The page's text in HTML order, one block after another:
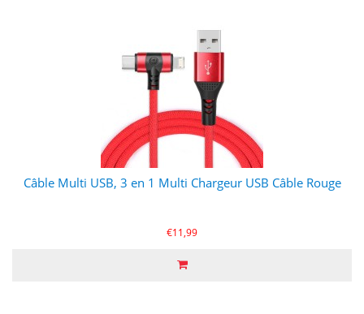
Câble Multi USB, 3 en 1 Multi Chargeur USB Câble Rouge
€11,99